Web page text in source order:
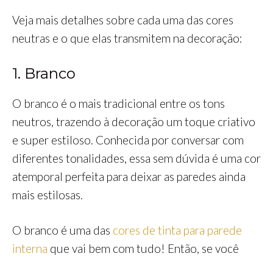
Veja mais detalhes sobre cada uma das cores
neutras e o que elas transmitem na decoração:
1. Branco
O branco é o mais tradicional entre os tons
neutros, trazendo à decoração um toque criativo
e super estiloso. Conhecida por conversar com
diferentes tonalidades, essa sem dúvida é uma cor
atemporal perfeita para deixar as paredes ainda
mais estilosas.
O branco é uma das cores de tinta para parede
interna que vai bem com tudo! Então, se você